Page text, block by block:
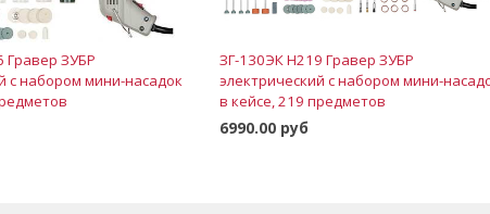
Гравер ЗУБР
с набором мини-насадок
ЗГ-130ЭК H219 Гравер ЗУБР
электрический с набором мини-
в кейсе, 219 предметов
6990.00 руб